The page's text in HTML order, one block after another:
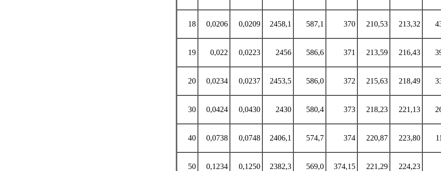
18 0,0206 0,0209 2458,1 587,1 370 210,53 213,32
19 0,022 0,0223 2456 586,6 371 213,59 216,43
20 0,0234 0,0237 2453,5 586,0 372 215,63 218,49
30 0,0424 0,0430 2430 580,4 373 218,23 221,13
40 0,0738 0,0748 2406,1 574,7 374 220,87 223,80
50 0,1234 0,1250 2382,3 569,0 374,15 221,29 224,23